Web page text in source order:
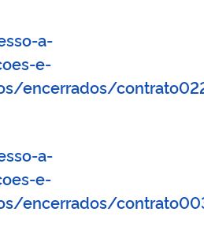
a-
e-
encerrados/
a-
e-
encerrados/